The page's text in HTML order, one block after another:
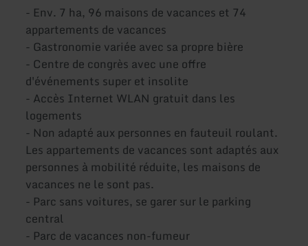
- Env. 7 ha, 96 maisons de vacances et 74
appartements de vacances
- Gastronomie variée avec sa propre bière
- Centre de congrès avec une offre
d'événements super et insolite
- Accès Internet WLAN gratuit dans les
logements
- Non adapté aux personnes en fauteuil roulant.
Les appartements de vacances sont adaptés aux
personnes à mobilité réduite, les maisons de
vacances ne le sont pas.
- Parc sans voitures, se garer sur le parking
central
- Parc de vacances non-fumeur